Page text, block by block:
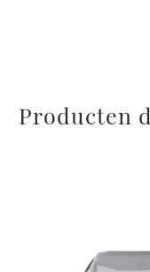
Producten